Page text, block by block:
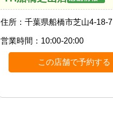
住所： 千葉県船橋市芝山4-18-7
営業時間： 10:00-20:00
この店舗で予約する